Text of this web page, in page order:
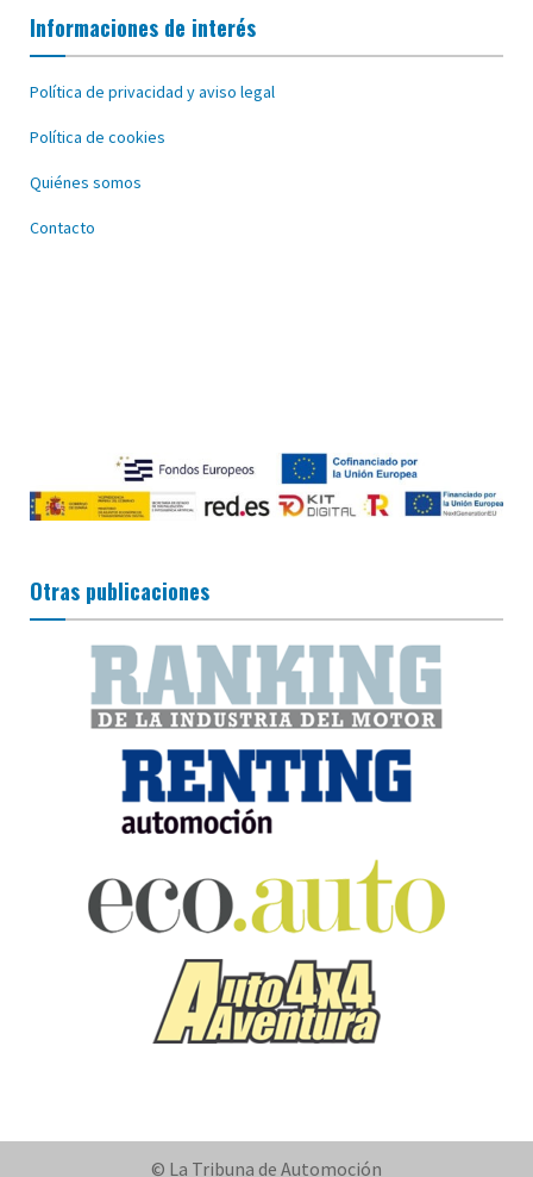
Informaciones de interés
Política de privacidad y aviso legal
Política de cookies
Quiénes somos
Contacto
Otras publicaciones
© La Tribuna de Automoción